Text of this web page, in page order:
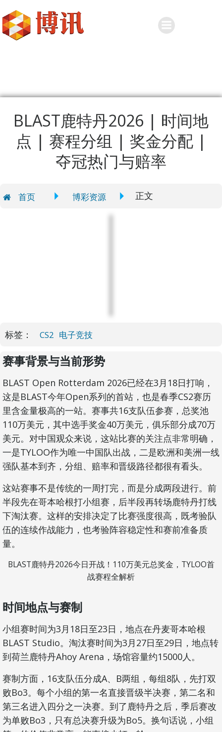
BLAST鹿特丹2026 | 时间地
点 | 赛程分组 | 奖金分配 |
夺冠热门与赔率
首页 博彩资源 正文
标签： CS2 电子竞技
赛事背景与当前形势
BLAST Open Rotterdam 2026已经在3月18日打响，
这是BLAST今年Open系列的首站，也是春季CS2赛历
里含金量极高的一站。赛事共16支队伍参赛，总奖池
110万美元，其中选手奖金40万美元，俱乐部分成70万
美元。对中国观众来说，这站比赛的关注点非常明确，
一是TYLOO作为唯一中国队出战，二是欧洲和美洲一线
强队基本到齐，分组、赔率和晋级路径都很有看头。
这站赛事不是传统的一周打完，而是分成两段进行。前
半段先在哥本哈根打小组赛，后半段再转场鹿特丹打线
下淘汰赛。这样的安排决定了比赛强度很高，既考验队
伍的连续作战能力，也考验阵容稳定性和赛前准备质
量。
BLAST鹿特丹2026今日开战！110万美元总奖金，TYLOO首
战赛程全解析
时间地点与赛制
小组赛时间为3月18日至23日，地点在丹麦哥本哈根
BLAST Studio。淘汰赛时间为3月27日至29日，地点转
到荷兰鹿特丹Ahoy Arena，场馆容量约15000人。
赛制方面，16支队伍分成A、B两组，每组8队，先打双
败Bo3。每个小组的第一名直接晋级半决赛，第二名和
第三名进入四分之一决赛。到了鹿特丹之后，季后赛改
为单败Bo3，只有总决赛升级为Bo5。换句话说，小组